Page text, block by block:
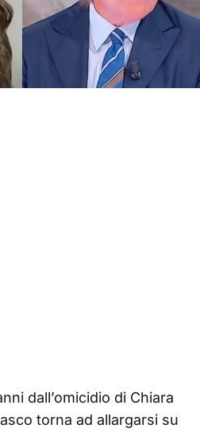
dall’omicidio di Chiara
torna ad allargarsi su